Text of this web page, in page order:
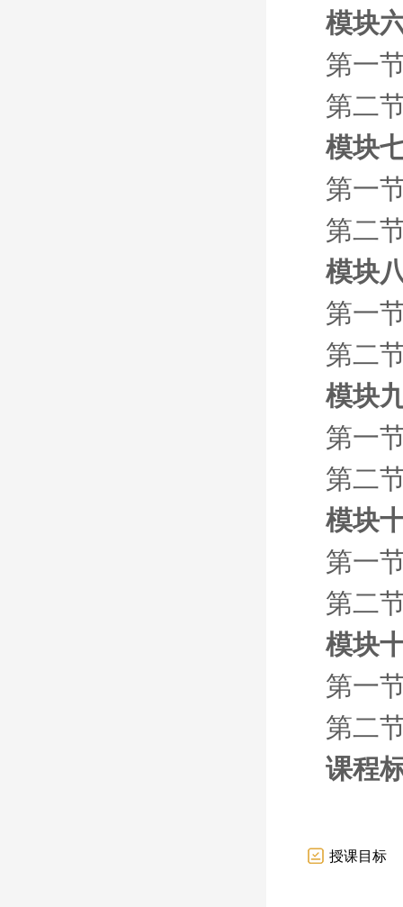
模块
第一
第二
模块
第一
第二
模块
第一
第二
模块
第一
第二
模块
第一
第二
模块
第一
第二
课程
授课目标